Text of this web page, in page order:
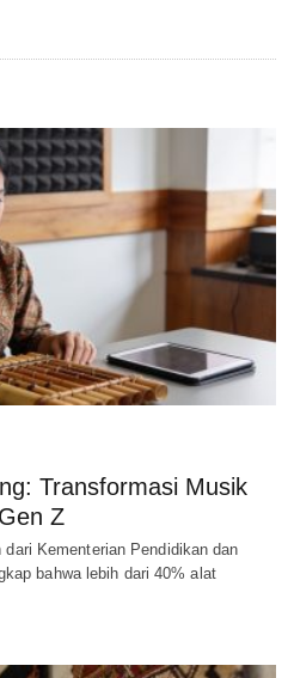
Transformasi Musik
Z
Kementerian Pendidikan dan
bahwa lebih dari 40% alat